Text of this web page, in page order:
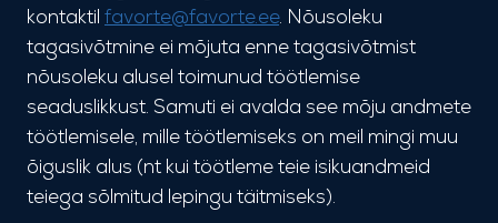
kontaktil favorte@favorte.ee. Nõusoleku
tagasivõtmine ei mõjuta enne tagasivõtmist
nõusoleku alusel toimunud töötlemise
seaduslikkust. Samuti ei avalda see mõju andmete
töötlemisele, mille töötlemiseks on meil mingi muu
õiguslik alus (nt kui töötleme teie isikuandmeid
teiega sõlmitud lepingu täitmiseks).